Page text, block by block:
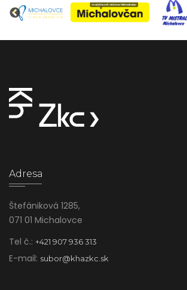
Adresa
Štefániková 1285,
071 01 Michalovce
Tel č.: +421 907 936 313
E-mail: subor@khazkc.sk